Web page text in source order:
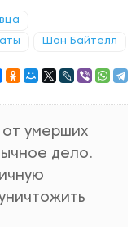
Шон Байтелл
от умерших
дело.